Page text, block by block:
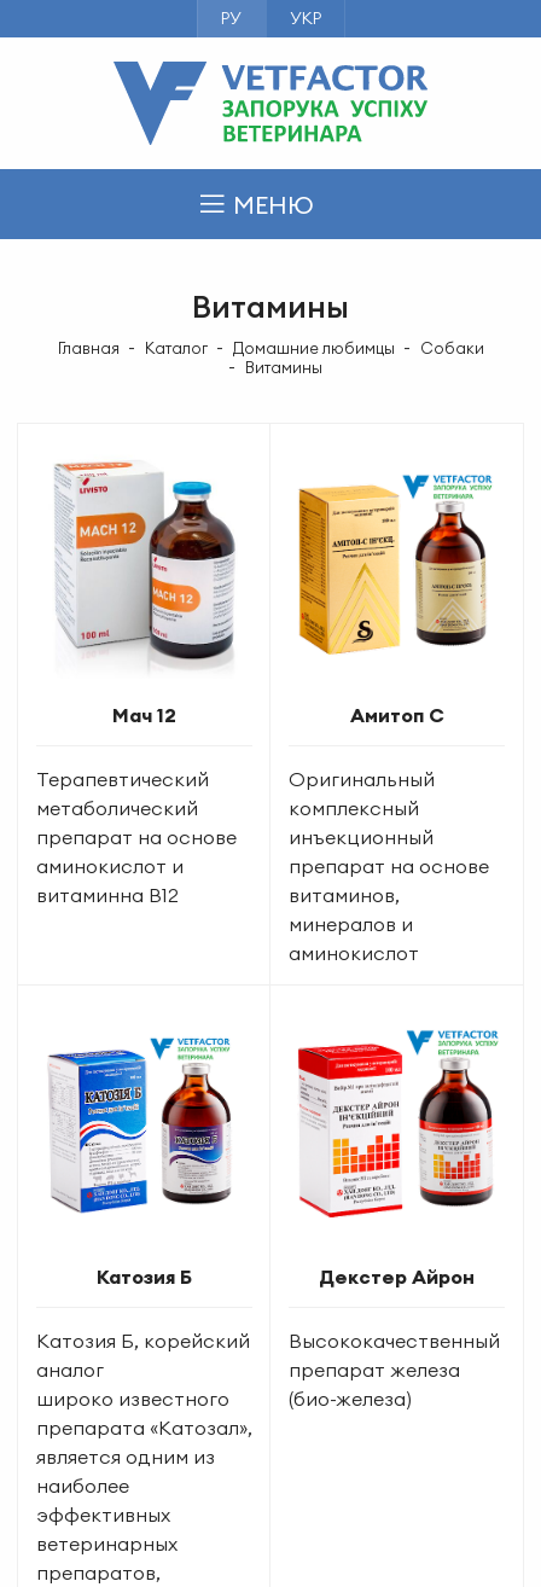
РУ УКР
МЕНЮ
Витамины
Главная Каталог Домашние любимцы
Cобаки
Витамины
Мач 12
Терапевтический
метаболический
препарат на основе
аминокислот и
витаминна В12
Амитоп С
Оригинальный
комплексный
инъекционный
препарат на основе
витаминов,
минералов и
аминокислот
Катозия Б
Катозия Б, корейский
аналог
широко известного
препарата «Катозал»,
является одним из
наиболее
эффективных
ветеринарных
препаратов,
Декстер Айрон
Высококачественный
препарат железа
(био-железа)